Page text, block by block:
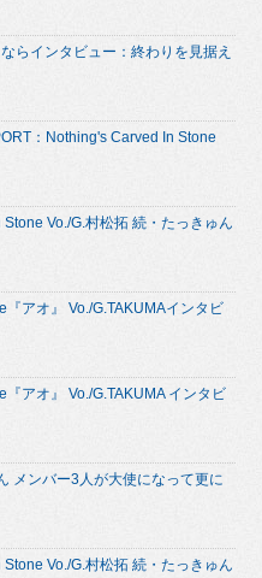
らインタビュー：終わりを見据え
：Nothing's Carved In Stone
Stone Vo./G.村松拓 続・たっきゅん
アオ』 Vo./G.TAKUMAインタビ
アオ』 Vo./G.TAKUMA インタビ
メンバー3人が大使になって更に
Stone Vo./G.村松拓 続・たっきゅん